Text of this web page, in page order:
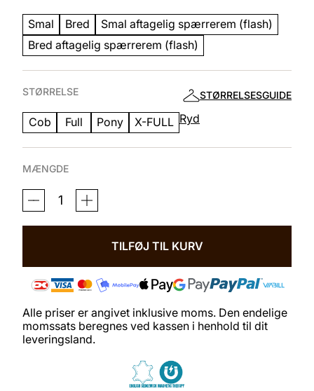
Smal Bred
Smal aftagelig spærrerem (flash)
Bred aftagelig spærrerem (flash)
STØRRELSE
Cob Full Pony X-FULL
STØRRELSESGUIDE
Ryd
MÆNGDE
MAGNETIC
THERAPY
RUNDSYET
EXTENDED
ANTAL
TILFØJ TIL KURV
Alle priser er angivet inklusive moms. Den endelige
momssats beregnes ved kassen i henhold til dit
leveringsland.